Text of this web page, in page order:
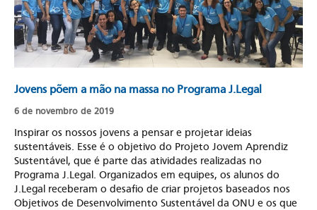
Jovens põem a mão na massa no Programa J.Legal
6 de novembro de 2019
Inspirar os nossos jovens a pensar e projetar ideias
sustentáveis. Esse é o objetivo do Projeto Jovem Aprendiz
Sustentável, que é parte das atividades realizadas no
Programa J.Legal. Organizados em equipes, os alunos do
J.Legal receberam o desafio de criar projetos baseados nos
Objetivos de Desenvolvimento Sustentável da ONU e os que